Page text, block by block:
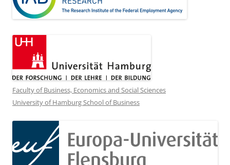
Faculty of Business, Economics and Social Sciences
University of Hamburg School of Business